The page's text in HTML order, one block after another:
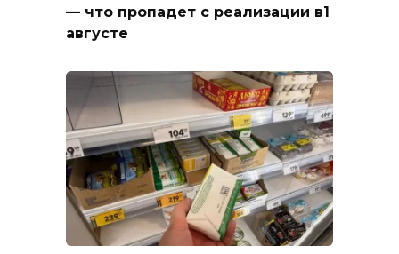
— что пропадет с реализации в1
августе